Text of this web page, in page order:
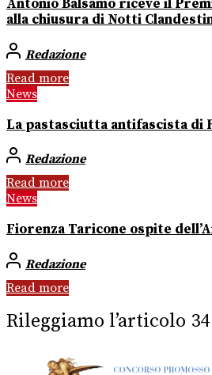
Antonio Balsamo riceve il
alla chiusura di Notti
Redazione
Read more
News
La pastasciutta antifascista di
Redazione
Read more
News
Fiorenza Taricone ospite
Redazione
Read more
Rileggiamo l’articolo 34